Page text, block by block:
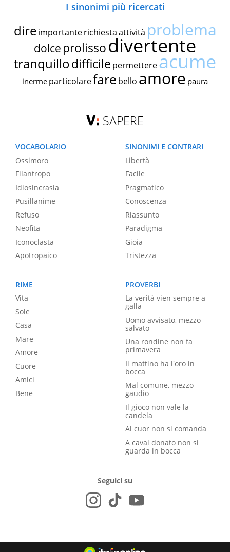
I sinonimi più ricercati
dire importante richiestaattività problema
dolce prolissodivertente
tranquillodifficile permettereacume
inerme particolarefare bello amore paura
SAPERE
VOCABOLARIO
Ossimoro
Filantropo
Idiosincrasia
Pusillanime
Refuso
Neofita
Iconoclasta
Apotropaico
SINONIMI E CONTRARI
Libertà
Facile
Pragmatico
Conoscenza
Riassunto
Paradigma
Gioia
Tristezza
RIME
Vita
Sole
Casa
Mare
Amore
Cuore
Amici
Bene
PROVERBI
La verità vien sempre a
galla
Uomo avvisato, mezzo
salvato
Una rondine non fa
primavera
Il mattino ha l'oro in
bocca
Mal comune, mezzo
gaudio
Il gioco non vale la
candela
Al cuor non si comanda
A caval donato non si
guarda in bocca
Seguici su